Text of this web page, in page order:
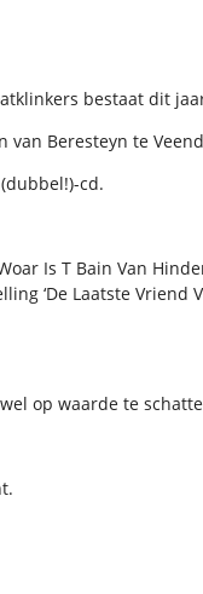
bestaat dit
van Beresteyn te
cd.
Is T Bain Van
‘De Laatste Vriend
op waarde te